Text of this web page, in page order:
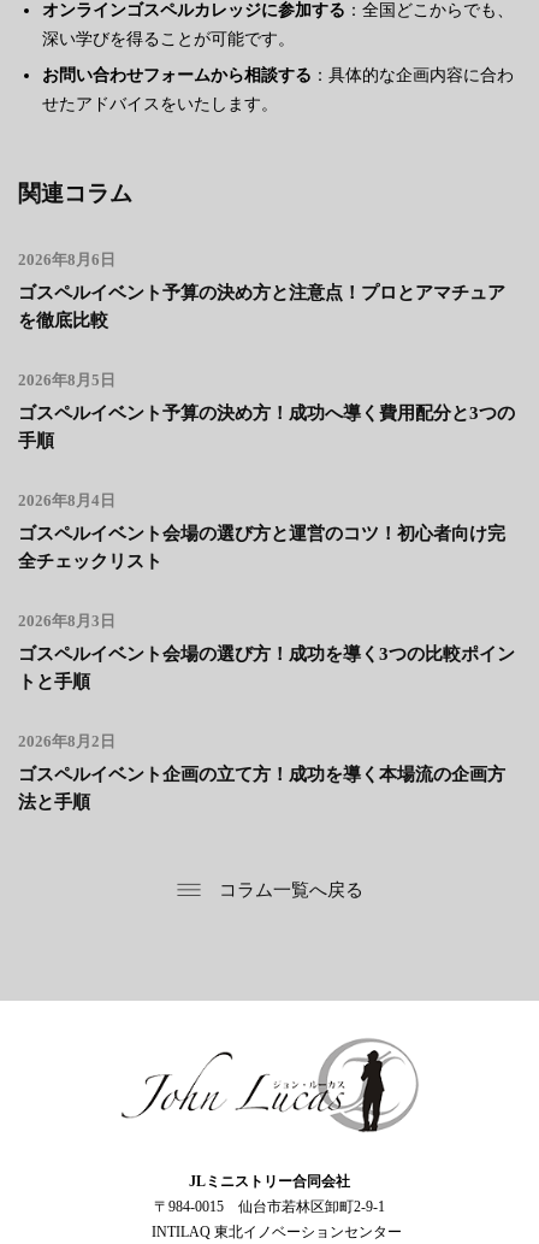
オンラインゴスペルカレッジに参加する ：全国どこからでも、
深い学びを得ることが可能です。
お問い合わせフォームから相談する ：具体的な企画内容に合わ
せたアドバイスをいたします。
関連コラム
2026年8月6日
ゴスペルイベント予算の決め方と注意点！プロとアマチュア
を徹底比較
2026年8月5日
ゴスペルイベント予算の決め方！成功へ導く費用配分と3つの
手順
2026年8月4日
ゴスペルイベント会場の選び方と運営のコツ！初心者向け完
全チェックリスト
2026年8月3日
ゴスペルイベント会場の選び方！成功を導く3つの比較ポイン
トと手順
2026年8月2日
ゴスペルイベント企画の立て方！成功を導く本場流の企画方
法と手順
コラム一覧へ戻る
JLミニストリー合同会社
〒984-0015 仙台市若林区卸町2-9-1
INTILAQ 東北イノベーションセンター